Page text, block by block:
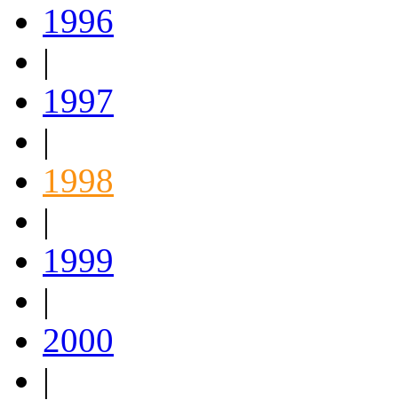
1996
|
1997
|
1998
|
1999
|
2000
|